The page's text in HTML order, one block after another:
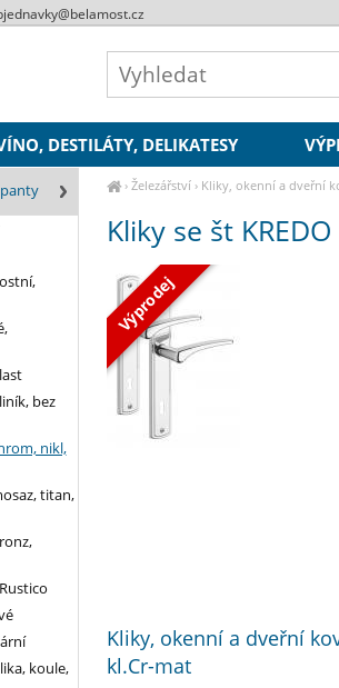
› Železářství› Kliky, okenní a dveřní
Kliky se št
Výprodej
Kliky, okenní a dveřní
kl.Cr-mat
bez
nikl,
titan,
koule,
DESTILÁTY, DELIKATESY
@belamost.cz